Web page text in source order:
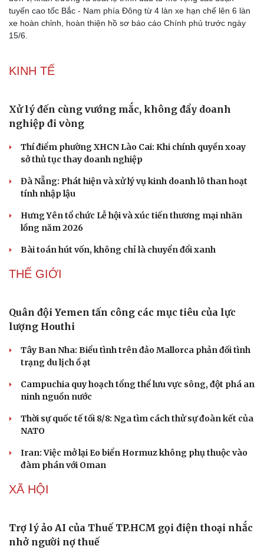
Doanh nghiệp
Thông tin doanh nghiệp
Doanh nhân
Sành điệu
tuyến cao tốc Bắc - Nam phía Đông từ 4 làn xe hạn chế lên 6 làn
xe hoàn chỉnh, hoàn thiện hồ sơ báo cáo Chính phủ trước ngày
15/6.
KINH TẾ
Xử lý đến cùng vướng mắc, không đẩy doanh
nghiệp đi vòng
Thí điểm phường XHCN Lào Cai: Khi chính quyền xoay
sở thủ tục thay doanh nghiệp
Đà Nẵng: Phát hiện và xử lý vụ kinh doanh lô than hoạt
tính nhập lậu
Hưng Yên tổ chức Lễ hội và xúc tiến thương mại nhãn
lồng năm 2026
Bài toán hút vốn, không chỉ là chuyển đổi xanh
THẾ GIỚI
Quân đội Yemen tấn công các mục tiêu của lực
lượng Houthi
Tây Ban Nha: Biểu tình trên đảo Mallorca phản đối tình
trạng du lịch ồ ạt
Campuchia quy hoạch tổng thể lưu vực sông, đột phá an
ninh nguồn nước
Thời sự quốc tế tối 8/8: Nga tìm cách thử sự đoàn kết của
NATO
Iran: Việc mở lại Eo biển Hormuz không phụ thuộc vào
đàm phán với Oman
XÃ HỘI
Trợ lý ảo AI của Thuế TP.HCM gọi điện thoại nhắc
nhở người nợ thuế